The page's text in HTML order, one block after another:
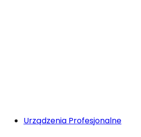
Urządzenia Profesjonalne